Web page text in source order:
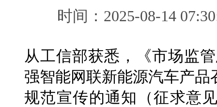
时间：2025-08-14
从工信部获悉，《市场监
强智能网联新能源汽车产
规范宣传的通知（征求意